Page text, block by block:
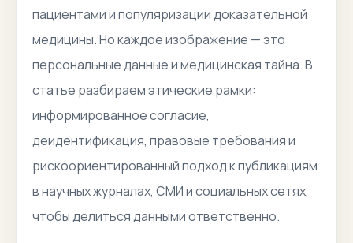
пациентами и популяризации доказательной
медицины. Но каждое изображение — это
персональные данные и медицинская тайна. В
статье разбираемэтические рамки:
информированное согласие,
деидентификация, правовые требования и
рискоориентированный подход к публикациям
в научных журналах, СМИ и социальных сетях,
чтобы делиться данными ответственно.